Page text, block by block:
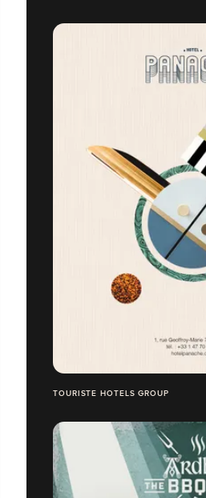
TOURISTE HOTELS GROUP